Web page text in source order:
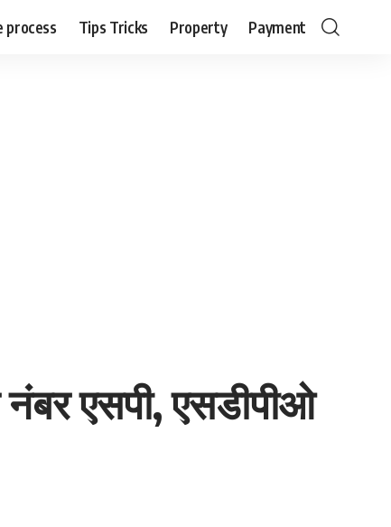
process Tips Tricks Property Payment
एसपी, एसडीपीओ